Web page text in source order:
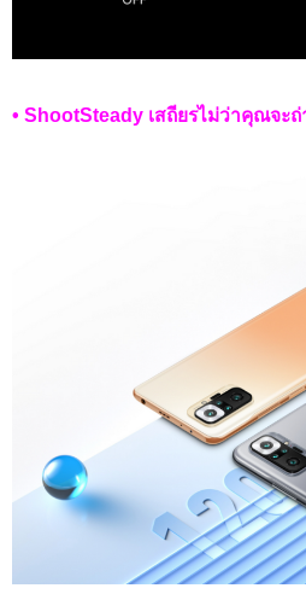
• ShootSteady เสถียรไม่ว่าคุณจะ